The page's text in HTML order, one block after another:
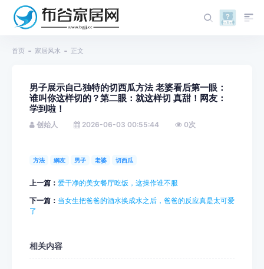
首页 家居风水 正文
男子展示自己独特的切西瓜方法 老婆看后第一眼：
谁叫你这样切的？第二眼：就这样切 真甜！网友：
学到啦！
创始人 2026-06-03 00:55:44 0次
方法 網友 男子 老婆 切西瓜
上一篇： 爱干净的美女餐厅吃饭，这操作谁不服
下一篇： 当女生把爸爸的酒水换成水之后，爸爸的反应真是太可爱
了
相关内容